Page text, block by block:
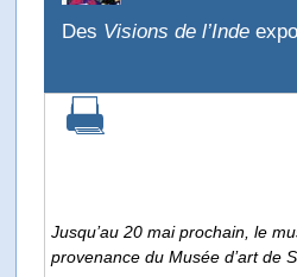
Des Visions de l’Inde
Jusqu’au 20 mai prochain, le
provenance du Musée d’art de